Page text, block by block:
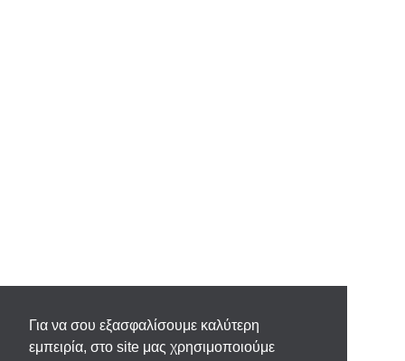
Για να σου εξασφαλίσουμε καλύτερη
εμπειρία, στο site μας χρησιμοποιούμε